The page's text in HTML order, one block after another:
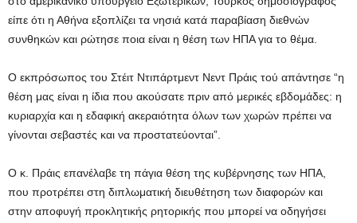
είπε ότι η Αθήνα εξοπλίζει τα νησιά κατά παραβίαση διεθνών
συνθηκών και ρώτησε ποια είναι η θέση των ΗΠΑ για το θέμα.
Ο εκπρόσωπος του Στέιτ Ντιπάρτμεντ Νεντ Πράις τού απάντησε “η
θέση μας είναι η ίδια που ακούσατε πριν από μερικές εβδομάδες: η
κυριαρχία και η εδαφική ακεραιότητα όλων των χωρών πρέπει να
γίνονται σεβαστές και να προστατεύονται”.
Ο κ. Πράις επανέλαβε τη πάγια θέση της κυβέρνησης των ΗΠΑ,
που προτρέπει στη διπλωματική διευθέτηση των διαφορών και
στην αποφυγή προκλητικής ρητορικής που μπορεί να οδηγήσει